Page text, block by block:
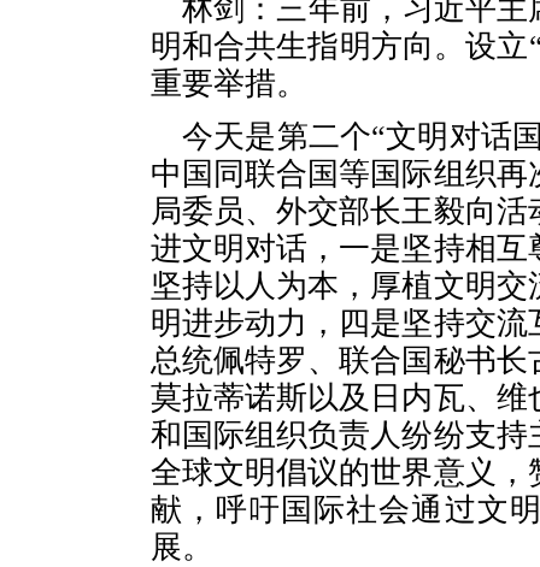
林剑：三年前，习近平
明和合共生指明方向。设
重要举措。
今天是第二个“文明对话
中国同联合国等国际组织
局委员、外交部长王毅向
进文明对话，一是坚持相
坚持以人为本，厚植文明
明进步动力，四是坚持交
总统佩特罗、联合国秘书
莫拉蒂诺斯以及日内瓦、
和国际组织负责人纷纷支
全球文明倡议的世界意义
献，呼吁国际社会通过文
展。